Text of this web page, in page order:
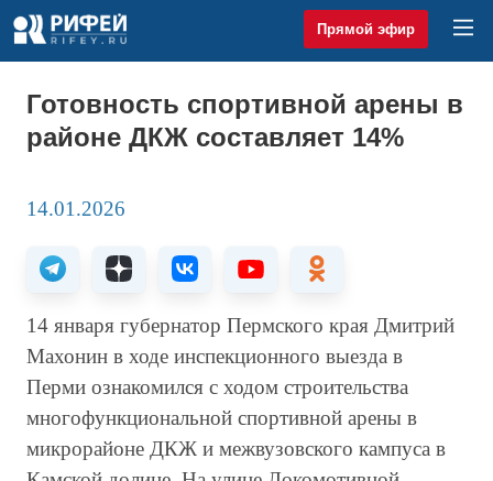
Прямой эфир
Готовность спортивной арены в
районе ДКЖ составляет 14%
14.01.2026
14 января губернатор Пермского края Дмитрий
Махонин в ходе инспекционного выезда в
Перми ознакомился с ходом строительства
многофункциональной спортивной арены в
микрорайоне ДКЖ и межвузовского кампуса в